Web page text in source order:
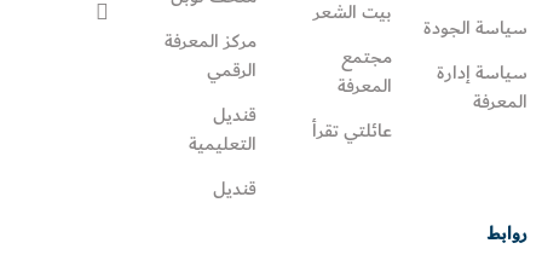
سياسة الجودة
سياسة إدارة
المعرفة
بيت الشعر
مجتمع
المعرفة
عائلتي تقرأ‎
مركز المعرفة
الرقمي
قنديل
التعليمية
قنديل
روابط